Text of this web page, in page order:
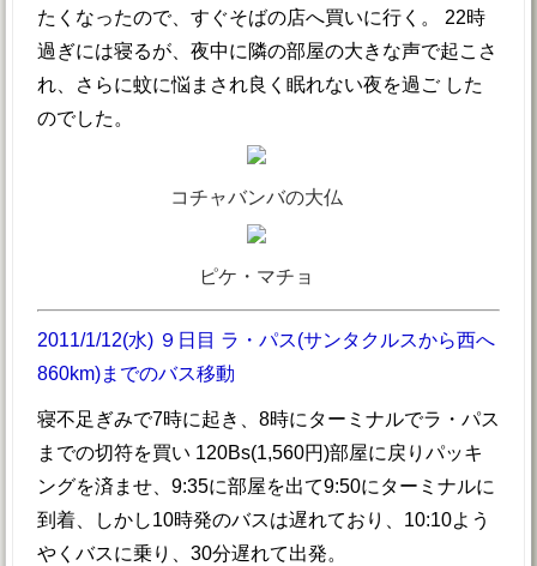
たくなったので、すぐそばの店へ買いに行く。 22時
過ぎには寝るが、夜中に隣の部屋の大きな声で起こさ
れ、さらに蚊に悩まされ良く眠れない夜を過ご した
のでした。
コチャバンバの大仏
ピケ・マチョ
2011/1/12(水) ９日目 ラ・パス(サンタクルスから西へ
860km)までのバス移動
寝不足ぎみで7時に起き、8時にターミナルでラ・パス
までの切符を買い 120Bs(1,560円)部屋に戻りパッキ
ングを済ませ、9:35に部屋を出て9:50にターミナルに
到着、しかし10時発のバスは遅れており、10:10よう
やくバスに乗り、30分遅れて出発。